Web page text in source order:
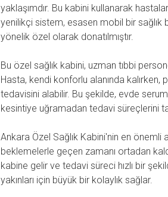
yaklaşımdır. Bu kabini kullanarak
yenilikçi sistem, esasen mobil bir sağlık
yönelik özel olarak donatılmıştır.
Bu özel sağlık kabini, uzman tıbbi
Hasta, kendi konforlu alanında
tedavisini alabilir. Bu şekilde, evde
kesintiye uğramadan tedavi süreçlerini
Ankara Özel Sağlık Kabini'nin en önemli
beklemelerle geçen zamanı ortadan
kabine gelir ve tedavi süreci hızlı bir
yakınları için büyük bir kolaylık sağlar.